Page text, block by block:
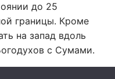
до 25
границы. Кроме
на запад вдоль
с Сумами.